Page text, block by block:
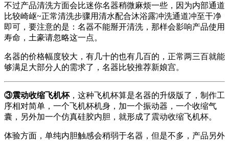
不过产品清洗方面会比迷你名器稍微麻烦一些，因为内部通道
比较崎岖~正常清洗步骤用清水配合沐浴露冲洗通道冲至干净
即可，要注意的是：名器不能掰开清洗，那样会影响产品使用
寿命，土豪请忽略这一点。
名器的价格幅度较大，有几十的也有几百的，正常两三百就能
够满足大部分人的需求了，名器比较推荐新娘宫。
③震动收缩飞机杯，这种飞机杯算是名器的升级版了，制作工
序相对简单，一个飞机杯机身，加一个振动器，一个收缩气
囊，另外加一个仿真硅胶内胆，就形成了震动收缩飞机杯。
体验方面，单纯内胆触感会稍弱于名器，但是不多，产品另外